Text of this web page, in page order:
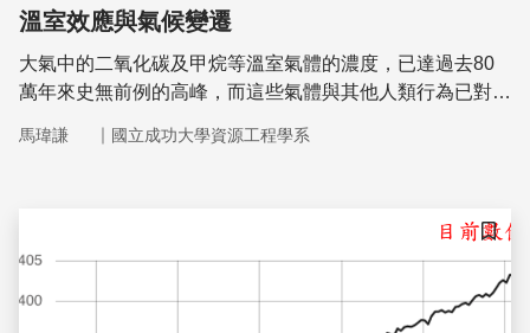
溫室效應與氣候變遷
大氣中的二氧化碳及甲烷等溫室氣體的濃度，已達過去80
萬年來史無前例的高峰，而這些氣體與其他人類行為已對自
化現象的主要原因
馬瑋謙 ｜ 國立成功大學資源工程學系
儲存